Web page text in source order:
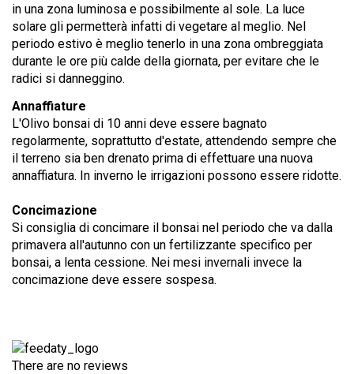
in una zona luminosa e possibilmente al sole. La luce
solare gli permetterà infatti di vegetare al meglio. Nel
periodo estivo è meglio tenerlo in una zona ombreggiata
durante le ore più calde della giornata, per evitare che le
radici si danneggino.
Annaffiature
L'Olivo bonsai di 10 anni deve essere bagnato
regolarmente, soprattutto d'estate, attendendo sempre che
il terreno sia ben drenato prima di effettuare una nuova
annaffiatura. In inverno le irrigazioni possono essere ridotte.
Concimazione
Si consiglia di concimare il bonsai nel periodo che va dalla
primavera all'autunno con un fertilizzante specifico per
bonsai, a lenta cessione. Nei mesi invernali invece la
concimazione deve essere sospesa.
There are no reviews